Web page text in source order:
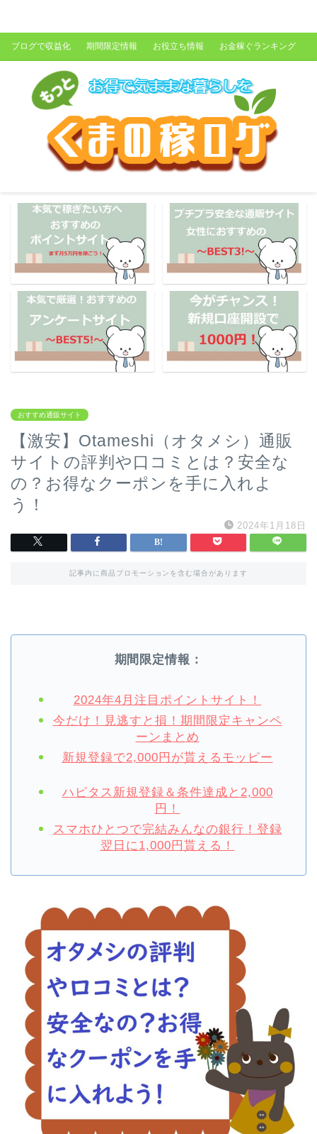
ブログで収益化 期間限定情報 お役立ち情報 お金稼ぐランキング
おすすめ通販サイト
【激安】Otameshi（オタメシ）通販
サイトの評判や口コミとは？安全な
の？お得なクーポンを手に入れよ
う！
2024年1月18日
記事内に商品プロモーションを含む場合があります
期間限定情報：
2024年4月注目ポイントサイト！
今だけ！見逃すと損！期間限定キャンペ
ーンまとめ
新規登録で2,000円が貰えるモッピー
ハピタス新規登録＆条件達成と2,000
円！
スマホひとつで完結みんなの銀行！登録
翌日に1,000円貰える！